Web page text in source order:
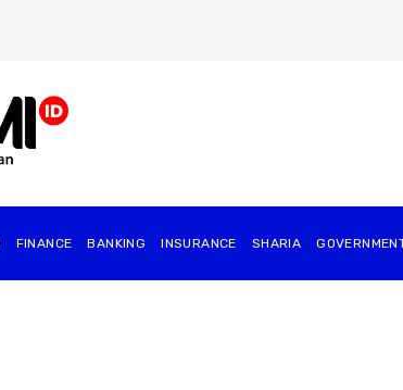
FINANCE BANKING INSURANCE SHARIA